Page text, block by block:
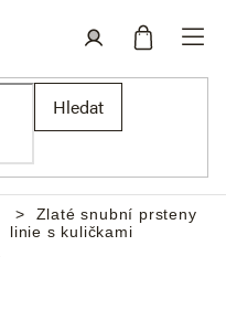
Hledat
Zlaté snubní prsteny
linie s kuličkami